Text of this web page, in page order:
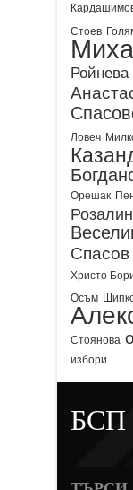
Стоев
Ройнева
Ловеч
Орешак
Спасов
Христо
Осъм
Стоянова
избори
БСП